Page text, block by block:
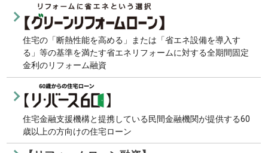
住宅の「断熱性能を高める」または「省エネ設備を導入す
る」等の基準を満たす省エネリフォームに対する全期間固定
金利のリフォーム融資
住宅金融支援機構と提携している民間金融機関が提供する60
歳以上の方向けの住宅ローン